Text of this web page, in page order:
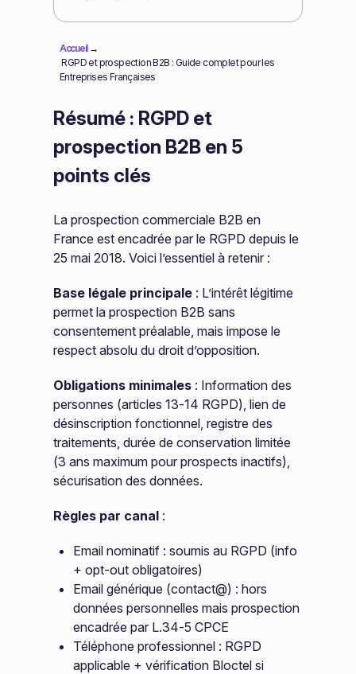
Accueil→
RGPD et prospection B2B : Guide complet pour les
Entreprises Françaises
Résumé : RGPD et
prospection B2B en 5
points clés
La prospection commerciale B2B en
France est encadrée par le RGPD depuis le
25 mai 2018. Voici l’essentiel à retenir :
Base légale principale : L’intérêt légitime
permet la prospection B2B sans
consentement préalable, mais impose le
respect absolu du droit d’opposition.
Obligations minimales : Information des
personnes (articles 13-14 RGPD), lien de
désinscription fonctionnel, registre des
traitements, durée de conservation limitée
(3 ans maximum pour prospects inactifs),
sécurisation des données.
Règles par canal :
Email nominatif : soumis au RGPD (info
+ opt-out obligatoires)
Email générique (contact@) : hors
données personnelles mais prospection
encadrée par L.34-5 CPCE
Téléphone professionnel : RGPD
applicable + vérification Bloctel si